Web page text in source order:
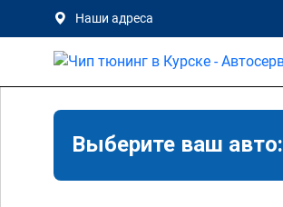
Наши адреса
Выберите ваш авто: